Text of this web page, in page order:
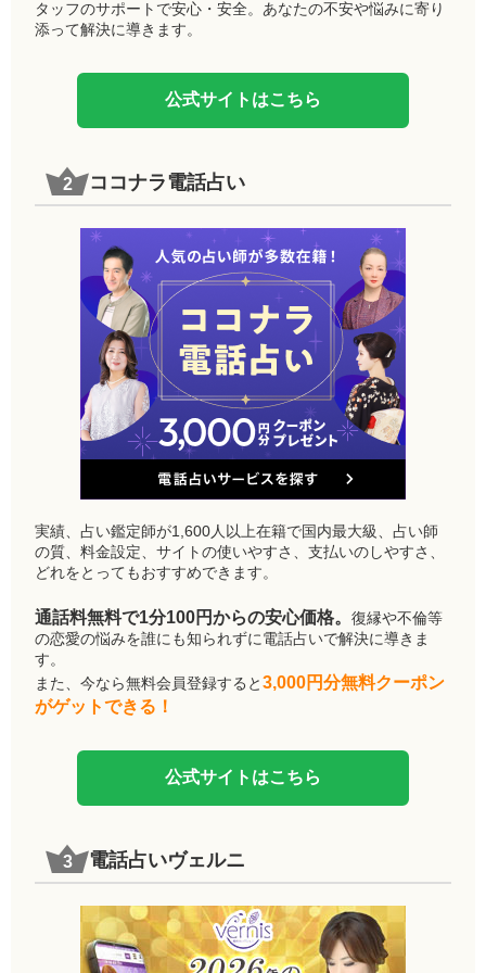
タッフのサポートで安心・安全。あなたの不安や悩みに寄り
添って解決に導きます。
公式サイトはこちら
ココナラ電話占い
実績、占い鑑定師が1,600人以上在籍で国内最大級、占い師
の質、料金設定、サイトの使いやすさ、支払いのしやすさ、
どれをとってもおすすめできます。
通話料無料で1分100円からの安心価格。復縁や不倫等
の恋愛の悩みを誰にも知られずに電話占いで解決に導きま
す。
また、今なら無料会員登録すると3,000円分無料クーポン
がゲットできる！
公式サイトはこちら
電話占いヴェルニ